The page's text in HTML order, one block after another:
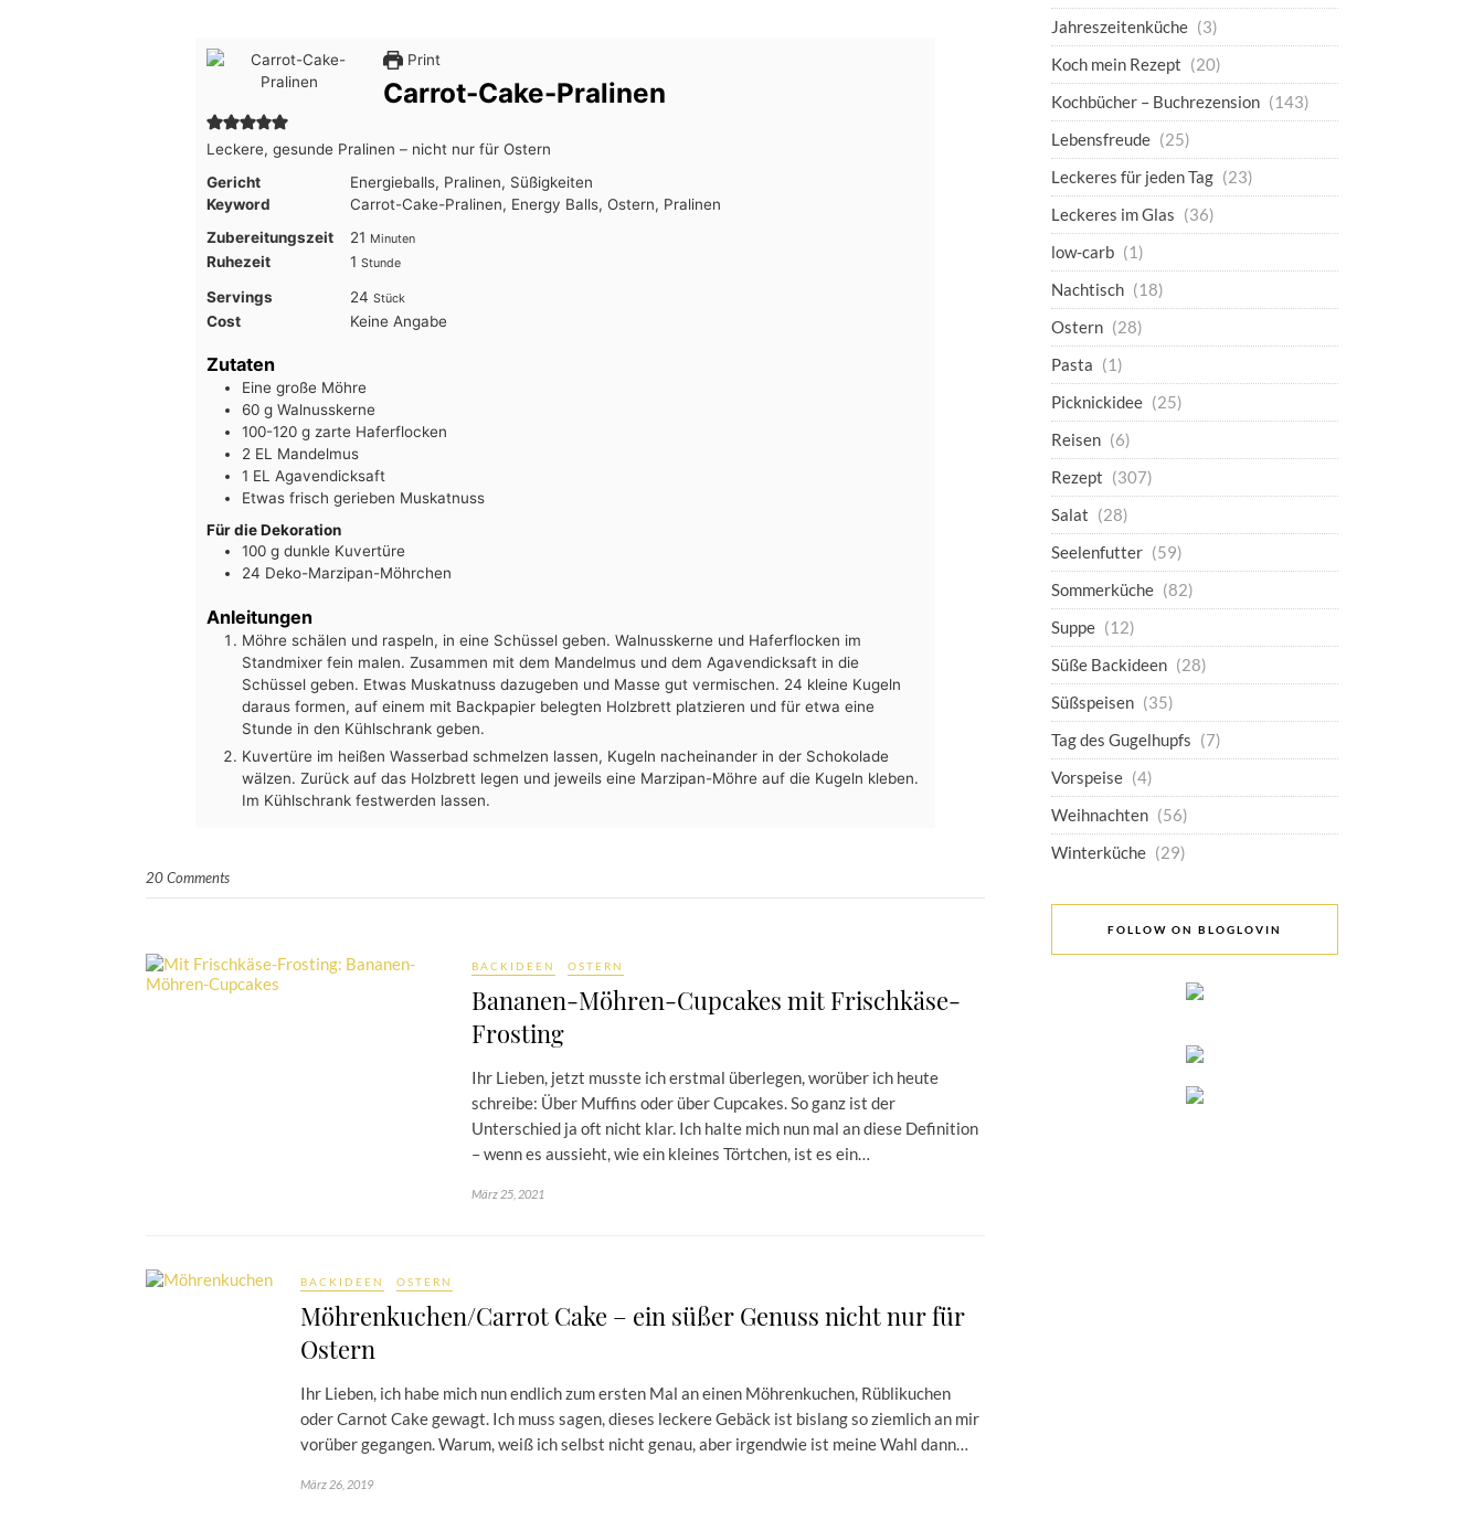
Print
Carrot-Cake-Pralinen
Leckere, gesunde Pralinen – nicht nur für Ostern
Gericht
Energieballs, Pralinen, Süßigkeiten
Keyword
Carrot-Cake-Pralinen, Energy Balls, Ostern, Pralinen
Zubereitungszeit
21 Minuten
Minuten
Ruhezeit 1 Stunde
Stunde
Servings 24 Stück
Cost Keine Angabe
Zutaten
Eine große Möhre
60 g Walnusskerne
100-120 g zarte Haferflocken
2 EL Mandelmus
1 EL Agavendicksaft
Etwas frisch gerieben Muskatnuss
Für die Dekoration
100 g dunkle Kuvertüre
24 Deko-Marzipan-Möhrchen
Anleitungen
Möhre schälen und raspeln, in eine Schüssel geben. Walnusskerne und Haferflocken im
Standmixer fein malen. Zusammen mit dem Mandelmus und dem Agavendicksaft in die
Schüssel geben. Etwas Muskatnuss dazugeben und Masse gut vermischen. 24 kleine Kugeln
daraus formen, auf einem mit Backpapier belegten Holzbrett platzieren und für etwa eine
Stunde in den Kühlschrank geben.
Kuvertüre im heißen Wasserbad schmelzen lassen, Kugeln nacheinander in der Schokolade
wälzen. Zurück auf das Holzbrett legen und jeweils eine Marzipan-Möhre auf die Kugeln kleben.
Im Kühlschrank festwerden lassen.
20 Comments
BACKIDEEN OSTERN
Bananen-Möhren-Cupcakes mit Frischkäse-
Frosting
Ihr Lieben, jetzt musste ich erstmal überlegen, worüber ich heute
schreibe: Über Muffins oder über Cupcakes. So ganz ist der
Unterschied ja oft nicht klar. Ich halte mich nun mal an diese Definition
– wenn es aussieht, wie ein kleines Törtchen, ist es ein…
März 25, 2021
BACKIDEEN OSTERN
Möhrenkuchen/Carrot Cake – ein süßer Genuss nicht nur für
Ostern
Ihr Lieben, ich habe mich nun endlich zum ersten Mal an einen Möhrenkuchen, Rüblikuchen
oder Carnot Cake gewagt. Ich muss sagen, dieses leckere Gebäck ist bislang so ziemlich an mir
vorüber gegangen. Warum, weiß ich selbst nicht genau, aber irgendwie ist meine Wahl dann…
März 26, 2019
Jahreszeitenküche (3)
Koch mein Rezept (20)
Kochbücher – Buchrezension (143)
Lebensfreude (25)
Leckeres für jeden Tag (23)
Leckeres im Glas (36)
low-carb (1)
Nachtisch (18)
Ostern (28)
Pasta (1)
Picknickidee (25)
Reisen (6)
Rezept (307)
Salat (28)
Seelenfutter (59)
Sommerküche (82)
Suppe (12)
Süße Backideen (28)
Süßspeisen (35)
Tag des Gugelhupfs (7)
Vorspeise (4)
Weihnachten (56)
Winterküche (29)
FOLLOW ON BLOGLOVIN